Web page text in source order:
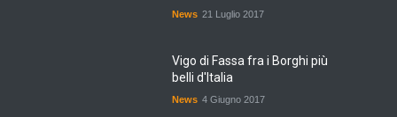
News 21 Luglio 2017
Vigo di Fassa fra i Borghi più
belli d'Italia
News 4 Giugno 2017